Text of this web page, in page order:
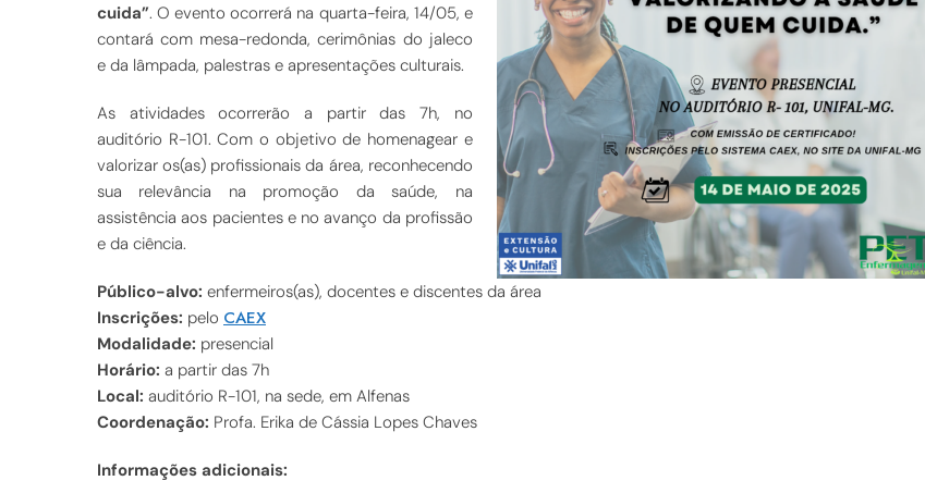
cuida”. O evento ocorrerá na quarta-feira, 14/05, e
contará com mesa-redonda, cerimônias do jaleco
e da lâmpada, palestras e apresentações culturais.
As atividades ocorrerão a partir das 7h, no
auditório R-101. Com o objetivo de homenagear e
valorizar os(as) profissionais da área, reconhecendo
sua relevância na promoção da saúde, na
assistência aos pacientes e no avanço da profissão
e da ciência.
Público-alvo: enfermeiros(as), docentes e discentes da área
Inscrições: pelo CAEX
Modalidade: presencial
Horário: a partir das 7h
Local: auditório R-101, na sede, em Alfenas
Coordenação: Profa. Erika de Cássia Lopes Chaves
Informações adicionais: